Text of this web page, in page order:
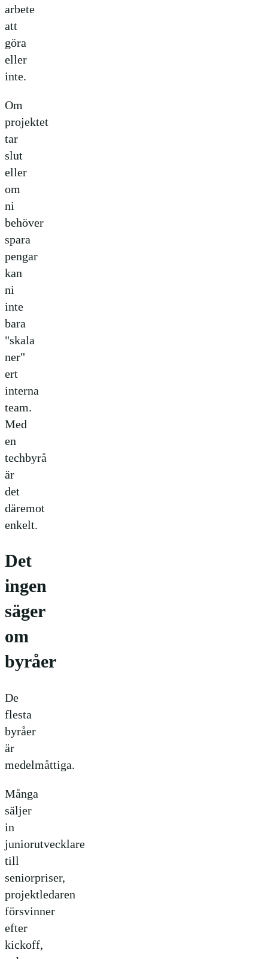
arbete
att
göra
eller
inte.
Om
projektet
tar
slut
eller
om
ni
behöver
spara
pengar
kan
ni
inte
bara
"skala
ner"
ert
interna
team.
Med
en
techbyrå
är
det
däremot
enkelt.
Det
ingen
säger
om
byråer
De
flesta
byråer
är
medelmåttiga.
Många
säljer
in
juniorutvecklare
till
seniorpriser,
projektledaren
försvinner
efter
kickoff,